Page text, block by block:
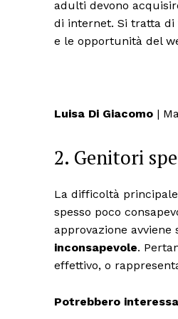
adulti devono
di internet. Si tratta di
e le opportunità del
Luisa Di Giacomo |
2. Genitori
La difficoltà
spesso poco
approvazione
inconsapevole.
effettivo, o
Potrebbero